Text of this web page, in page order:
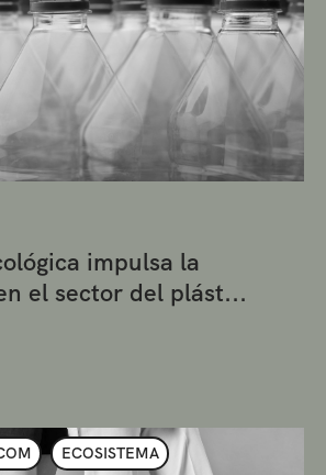
impulsa la
el sector del plást...
ECOSISTEMA